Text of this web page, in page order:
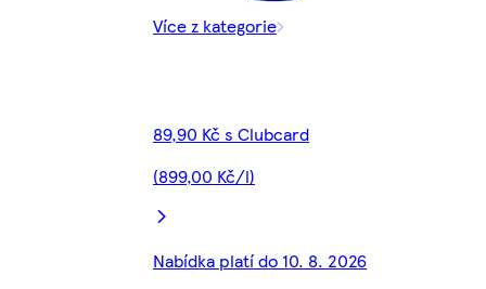
Více z kategorie
89,90 Kč s Clubcard
(899,00 Kč/l)
Nabídka platí do 10. 8. 2026